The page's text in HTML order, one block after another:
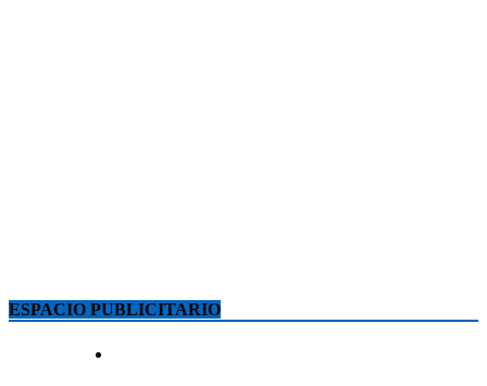
ESPACIO PUBLICITARIO